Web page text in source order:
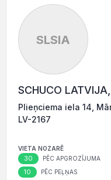
SLSIA
SCHUCO
Plieņciema iela 14,
LV-2167
VIETA NOZARĒ
30 PĒC APGROZĪJUMA
10 PĒC PEĻŅAS